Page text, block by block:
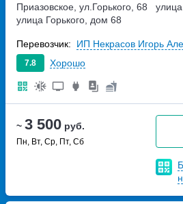
~ 3 500 руб.
Пн, Вт, Ср, Пт, Сб
Приазовское, ул.Горького, 68
улица Горького, дом 68
7.8 Хорошо
Перевозчик: ИП Некрасов Игорь